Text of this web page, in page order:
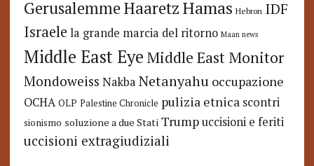
GerusalemmeHaaretzHamas Hebron IDF
Israele la grande marcia del ritorno Maan news
Middle East Eye Middle East Monitor
Mondoweiss Nakba Netanyahu occupazione
OCHA OLP Palestine Chronicle pulizia etnica scontri
sionismo soluzione a due Stati Trump uccisioni e feriti
uccisioni extragiudiziali